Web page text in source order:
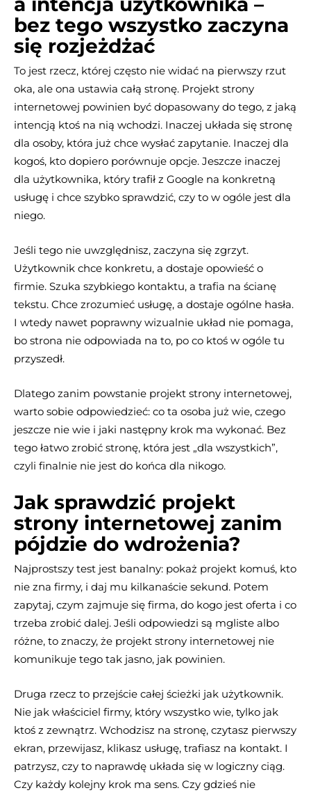
bez tego wszystko zaczyna
się rozjeżdżać
To jest rzecz, której często nie widać na pierwszy rzut
oka, ale ona ustawia całą stronę. Projekt strony
internetowej powinien być dopasowany do tego, z jaką
intencją ktoś na nią wchodzi. Inaczej układa się stronę
dla osoby, która już chce wysłać zapytanie. Inaczej dla
kogoś, kto dopiero porównuje opcje. Jeszcze inaczej
dla użytkownika, który trafił z Google na konkretną
usługę i chce szybko sprawdzić, czy to w ogóle jest dla
niego.
Jeśli tego nie uwzględnisz, zaczyna się zgrzyt.
Użytkownik chce konkretu, a dostaje opowieść o
firmie. Szuka szybkiego kontaktu, a trafia na ścianę
tekstu. Chce zrozumieć usługę, a dostaje ogólne hasła.
I wtedy nawet poprawny wizualnie układ nie pomaga,
bo strona nie odpowiada na to, po co ktoś w ogóle tu
przyszedł.
Dlatego zanim powstanie projekt strony internetowej,
warto sobie odpowiedzieć: co ta osoba już wie, czego
jeszcze nie wie i jaki następny krok ma wykonać. Bez
tego łatwo zrobić stronę, która jest „dla wszystkich”,
czyli finalnie nie jest do końca dla nikogo.
Jak sprawdzić projekt
strony internetowej zanim
pójdzie do wdrożenia?
Najprostszy test jest banalny: pokaż projekt komuś, kto
nie zna firmy, i daj mu kilkanaście sekund. Potem
zapytaj, czym zajmuje się firma, do kogo jest oferta i co
trzeba zrobić dalej. Jeśli odpowiedzi są mgliste albo
różne, to znaczy, że projekt strony internetowej nie
komunikuje tego tak jasno, jak powinien.
Druga rzecz to przejście całej ścieżki jak użytkownik.
Nie jak właściciel firmy, który wszystko wie, tylko jak
ktoś z zewnątrz. Wchodzisz na stronę, czytasz pierwszy
ekran, przewijasz, klikasz usługę, trafiasz na kontakt. I
patrzysz, czy to naprawdę układa się w logiczny ciąg.
Czy każdy kolejny krok ma sens. Czy gdzieś nie